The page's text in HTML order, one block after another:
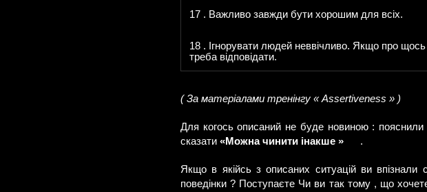
17 . Важливо завжди бути хорошим для всіх.
18 . Ігнорувати людей неввічливо. Якщо про
треба відповідати.
( За матеріалами тренінгу « Assertiveness » )
Для когось описаний не буде новиною :
сказати «Можна чинити інакше » .
Якщо в якійсь з описаних ситуацій ви
поведінки ? Поступаєте Чи ви так тому , що